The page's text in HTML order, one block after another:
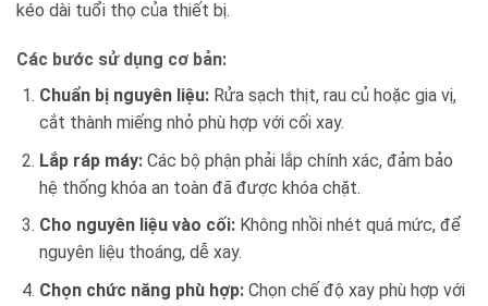
kéo dài tuổi thọ của thiết bị.
Các bước sử dụng cơ bản:
Chuẩn bị nguyên liệu:Rửa sạch thịt, rau củ hoặc gia vị,
cắt thành miếng nhỏ phù hợp với cối xay.
Lắp ráp máy:Các bộ phận phải lắp chính xác, đảm bảo
hệ thống khóa an toàn đã được khóa chặt.
Cho nguyên liệu vào cối:Không nhồi nhét quá mức, để
nguyên liệu thoáng, dễ xay.
Chọn chức năng phù hợp:Chọn chế độ xay phù hợp với